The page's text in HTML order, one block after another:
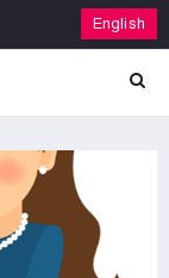
English